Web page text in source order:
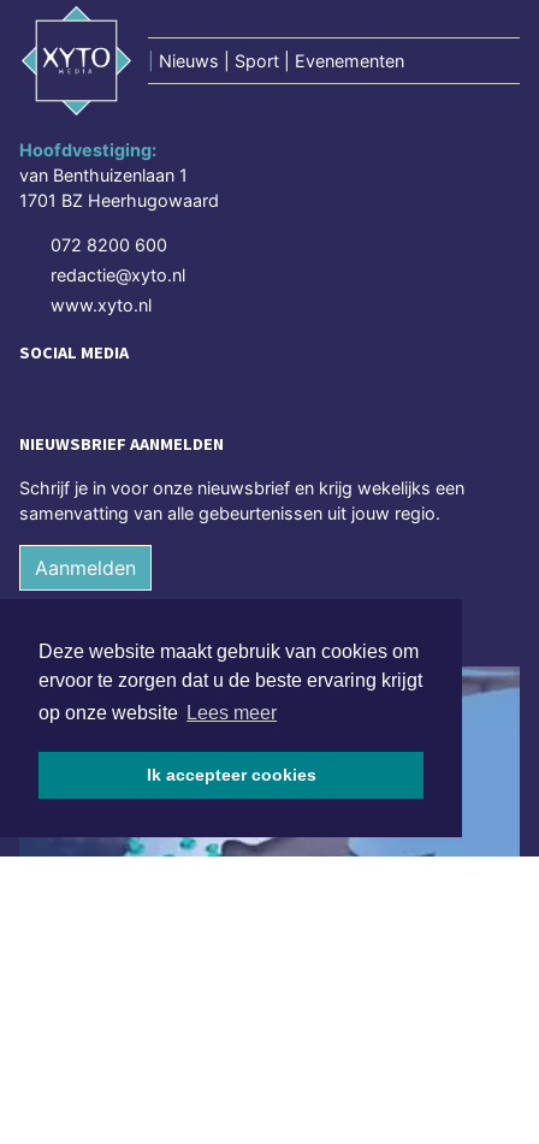
Deze website maakt gebruik van cookies om
ervoor te zorgen dat u de beste ervaring krijgt
op onze website Lees meer
Ik accepteer cookies
Nieuws | Sport | Evenementen
Hoofdvestiging:
van Benthuizenlaan 1
1701 BZ Heerhugowaard
072 8200 600
redactie@xyto.nl
www.xyto.nl
SOCIAL MEDIA
NIEUWSBRIEF AANMELDEN
Schrijf je in voor onze nieuwsbrief en krijg wekelijks een
samenvatting van alle gebeurtenissen uit jouw regio.
Aanmelden